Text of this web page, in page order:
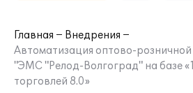
Главная
Внедрения
Автоматизация оптово-
"ЭМС "Релод-Волгоград" на базе
торговлей 8.0»